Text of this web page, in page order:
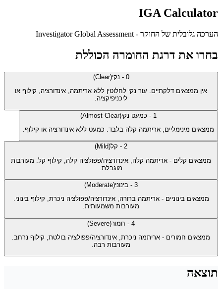
IGA Calculator
הערכה גלובלית של החוקר - Investigator Global Assessment
בחרו את דרגת החומרה הכוללת
0
- נקי(
Clear
)
אין ממצאים דלקתיים. עור נקי לחלוטין ללא אריתמה, אינדורציה, קילוף או
ליכניפיקציה.
1
- כמעט נקי(
Almost Clear
)
ממצאים מינימליים, אריתמה קלה בלבד. כמעט ללא אינדורציה או קילוף.
2
- קל(
Mild
)
ממצאים קלים - אריתמה קלה, אינדורציה/פפולציה קלה, קילוף קל. מעורבות
מוגבלת.
3
- בינוני(
Moderate
)
ממצאים בינוניים - אריתמה ברורה, אינדורציה/פפולציה ניכרת, קילוף בינוני.
מעורבות משמעותית.
4
- חמור(
Severe
)
ממצאים חמורים - אריתמה ניכרת, אינדורציה/פפולציה בולטת, קילוף נרחב.
מעורבות רבה.
תוצאה